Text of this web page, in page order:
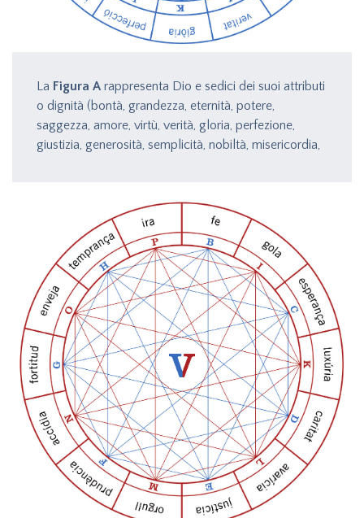
La Figura A rappresenta Dio e sedici dei suoi attributi
o dignità (bontà, grandezza, eternità, potere,
saggezza, amore, virtù, verità, gloria, perfezione,
giustizia, generosità, semplicità, nobiltà, misericordia,